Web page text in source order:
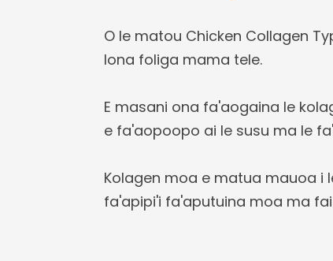
O le matou Chicken Collagen
lona foliga mama tele.
E masani ona fa'aogaina le
e fa'aopoopo ai le susu ma le
Kolagen moa e matua mauoa i
fa'apipi'i fa'aputuina moa ma